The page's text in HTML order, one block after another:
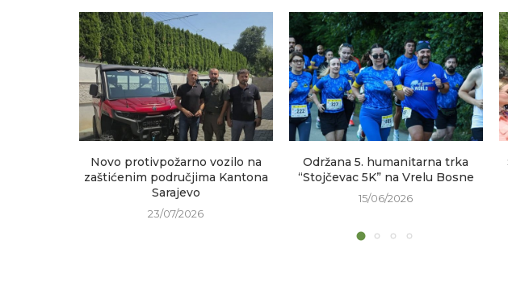
Novo protivpožarno vozilo na
zaštićenim područjima Kantona
Sarajevo
23/07/2026
Održana 5. humanitarna trka
“Stojčevac 5K” na Vrelu Bosne
15/06/2026